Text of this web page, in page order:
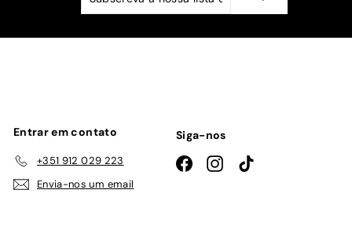
a
Entrar em contato
+351 912 029 223
Envia-nos um email
Siga-nos
FacebookInstagramTikTok